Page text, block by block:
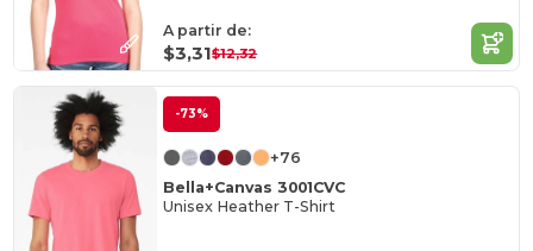
A partir de:
$3,31$12,32
-73%
+76
Bella+Canvas 3001CVC
Unisex Heather T-Shirt